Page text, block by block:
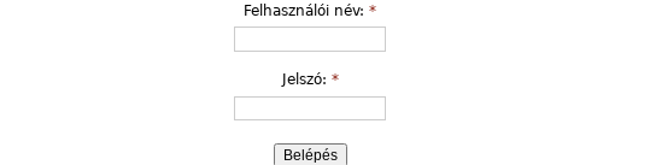
Felhasználói név: *
Jelszó: *